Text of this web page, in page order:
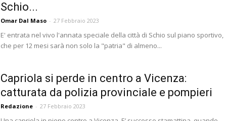
Schio...
Omar Dal Maso - 27 Febbraio 2023
E' entrata nel vivo l'annata speciale della città di Schio sul piano sportivo,
che per 12 mesi sarà non solo la "patria" di almeno...
Capriola si perde in centro a Vicenza:
catturata da polizia provinciale e pompieri
Redazione - 27 Febbraio 2023